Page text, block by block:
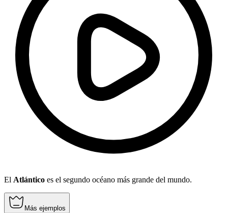
El Atlántico es el segundo océano más grande del mundo.
Más ejemplos